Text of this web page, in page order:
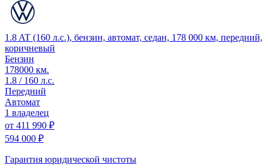
1.8 AT (160 л.с.), бензин, автомат, седан, 178 000 км, передний,
коричневый
Бензин
178000 км.
1.8 / 160 л.с.
Передний
Автомат
1 владелец
от 411 990 ₽
594 000 ₽
Гарантия юридической чистоты